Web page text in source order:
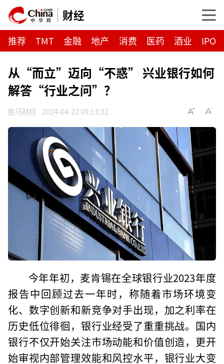
财经
推荐 TMT 金融 地产 消费 医药 酒业 IPO
从“而立”迈向“不惑” 兴业银行如何
解答“行业之问”？
胜马财经 2024-04-22 09:13:32
今年年初，麦肯锡在全球银行业2023年度
报告中回顾过去一年时，称随着市场环境变
化、数字创新和新竞争对手出现，加之利率在
历史低位徘徊，银行业经受了重重挑战。国内
银行不仅开始关注市场动能和价值创造，更开
始审视内部管理效能和风控水平，银行业大变